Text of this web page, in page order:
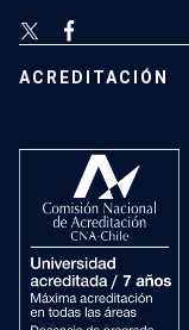
ACREDITACIÓN